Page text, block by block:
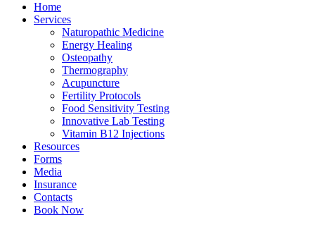
Home
Services
Naturopathic Medicine
Energy Healing
Osteopathy
Thermography
Acupuncture
Fertility Protocols
Food Sensitivity Testing
Innovative Lab Testing
Vitamin B12 Injections
Resources
Forms
Media
Insurance
Contacts
Book Now